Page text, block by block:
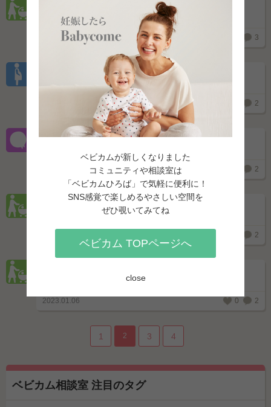
生後1ヶ月ですが離婚に応じるべきですか？
2023.01.17 3
妊娠後期（5～9ヶ月）
出産後の里帰りについて、実家への不安
2
妊娠後期（5～9ヶ月）
2
子育て期（生後0～4ヶ月）
実母の言動にイラつき娘に八つ当たりをしてしまう
2
主人が子供（女のコ）の名前の語尾
2023.01.06 0 2
1 2 3 4
ベビカム相談室 注目のタグ
ベビカムが新しくなりました
コミュニティや相談室は
「ベビカムひろば」で気軽に便利に！
SNS感覚で楽しめるやさしい空間を
ぜひ覗いてみてね
ベビカム TOPページへ
close